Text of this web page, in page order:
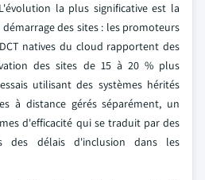
la plus significative est la
des sites : les promoteurs
natives du cloud rapportent des
des sites de 15 à 20 % plus
utilisant des systèmes hérités
à distance gérés séparément, un
d'efficacité qui se traduit par des
des délais d'inclusion dans les